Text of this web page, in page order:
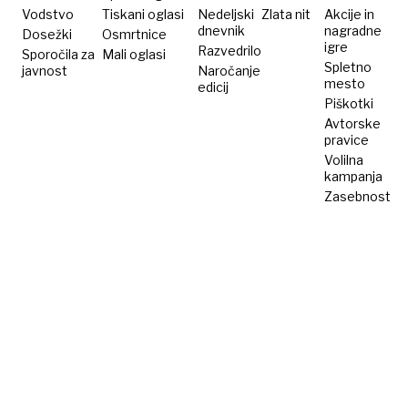
Vodstvo
Dosežki
Sporočila za
javnost
Tiskani oglasi
Osmrtnice
Mali oglasi
Nedeljski
dnevnik
Razvedrilo
Naročanje
edicij
Zlata nit
Akcije in
nagradne
igre
Spletno
mesto
Piškotki
Avtorske
pravice
Volilna
kampanja
Zasebnost